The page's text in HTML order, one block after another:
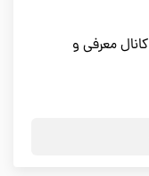
https://t.me/network_registeration کانال معرفی و